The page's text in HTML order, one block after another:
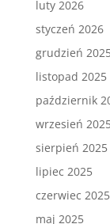
luty 2026
styczeń 2026
grudzień
listopad 2025
październik
wrzesień
sierpień 2025
lipiec 2025
czerwiec 2025
maj 2025